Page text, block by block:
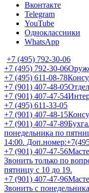
Вконтакте
Telegram
YouTube
Одноклассники
WhatsApp
+7 (495) 792-30-06
+7 (495) 792-30-06
+7 (495) 611-08-78
+7 (901) 407-48-05
+7 (901) 407-47-54
+7 (495) 611-33-05
+7 (901) 407-48-15
+7 (901) 407-47-89
понедельника по
14:00.
+7 (901) 407-47-56
Звонить только по
пятницу с 10 до 19.
+7 (901) 407-47-96
Звонить с